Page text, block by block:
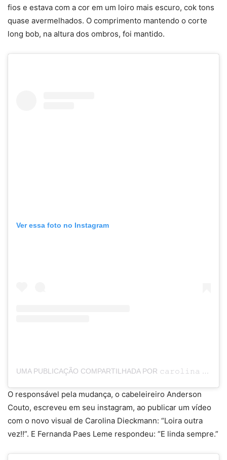
fios e estava com a cor em um loiro mais escuro, cok tons
quase avermelhados. O comprimento mantendo o corte
long bob, na altura dos ombros, foi mantido.
Ver essa foto no Instagram
UMA PUBLICAÇÃO COMPARTILHADA POR 𝚌𝚊𝚛𝚘𝚕𝚒𝚗𝚊 𝚍𝚒𝚎𝚌𝚔𝚖𝚊𝚗𝚗 (@LORACAROLA)
O responsável pela mudança, o cabeleireiro Anderson
Couto, escreveu em seu instagram, ao publicar um vídeo
com o novo visual de Carolina Dieckmann: “Loira outra
vez!!”. E Fernanda Paes Leme respondeu: “E linda sempre.”